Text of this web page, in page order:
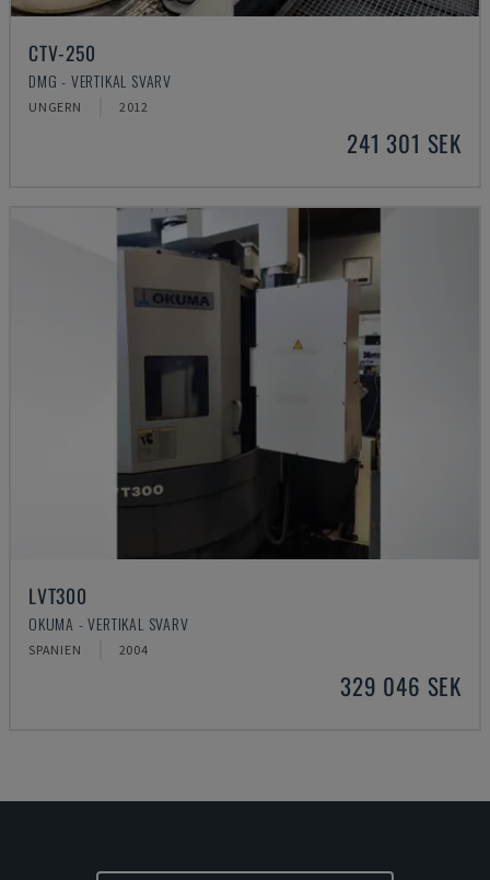
CTV-250
DMG - VERTIKAL SVARV
UNGERN 2012
241 301 SEK
LVT300
OKUMA - VERTIKAL SVARV
SPANIEN 2004
329 046 SEK